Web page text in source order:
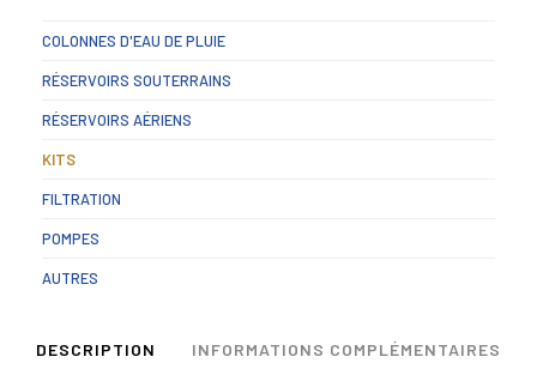
COLONNES D'EAU DE PLUIE
RÉSERVOIRS SOUTERRAINS
RÉSERVOIRS AÉRIENS
KITS
FILTRATION
POMPES
AUTRES
DESCRIPTION INFORMATIONS COMPLÉMENTAIRES